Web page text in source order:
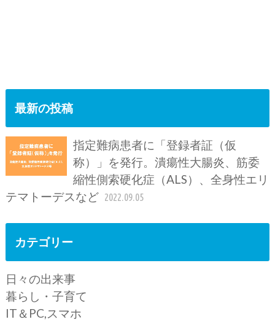
最新の投稿
指定難病患者に「登録者証（仮
称）」を発行。潰瘍性大腸炎、筋委
縮性側索硬化症（ALS）、全身性エリ
テマトーデスなど 2022.09.05
カテゴリー
日々の出来事
暮らし・子育て
IT＆PC,スマホ